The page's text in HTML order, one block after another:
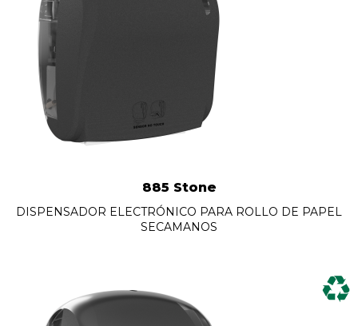
885 Stone
DISPENSADOR ELECTRÓNICO PARA ROLLO DE PAPEL
SECAMANOS